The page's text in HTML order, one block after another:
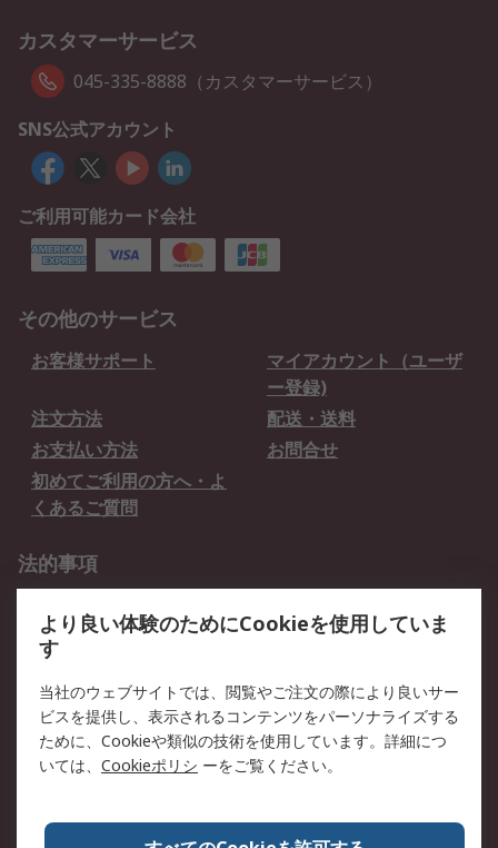
カスタマーサービス
045-335-8888（カスタマーサービス）
SNS公式アカウント
ご利用可能カード会社
その他のサービス
お客様サポート
マイアカウント（ユーザ
ー登録)
注文方法
配送・送料
お支払い方法
お問合せ
初めてご利用の方へ・よ
くあるご質問
法的事項
クッキーポリシー
RSについて
会社概要
採用情報
プレスリリース＆お知ら
コーポレートサイト
全世界のRS
RSの歴史
より良い体験のためにCookieを使用していま
す
当社のウェブサイトでは、閲覧やご注文の際により良いサー
ビスを提供し、表示されるコンテンツをパーソナライズする
ために、Cookieや類似の技術を使用しています。詳細につ
いては、 Cookieポリシ ーをご覧ください。